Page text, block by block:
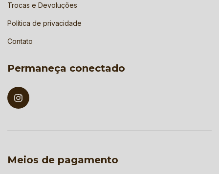
Trocas e Devoluções
Política de privacidade
Contato
Permaneça conectado
Meios de pagamento